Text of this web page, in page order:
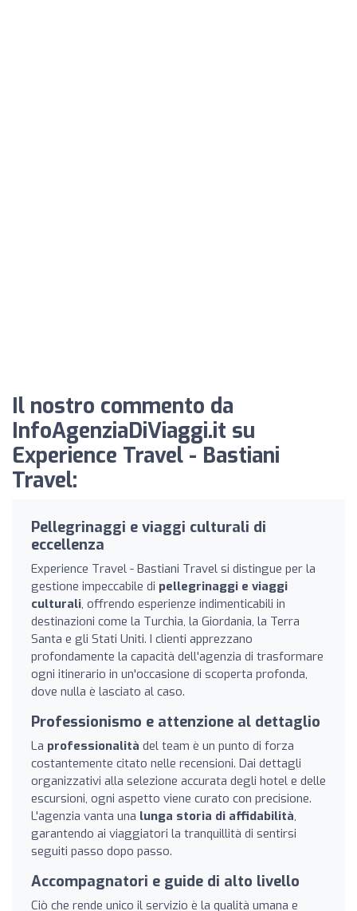
Il nostro commento da
InfoAgenziaDiViaggi.it su
Experience Travel - Bastiani
Travel:
Pellegrinaggi e viaggi culturali di
eccellenza
Experience Travel - Bastiani Travel si distingue per la
gestione impeccabile di pellegrinaggi e viaggi
culturali, offrendo esperienze indimenticabili in
destinazioni come la Turchia, la Giordania, la Terra
Santa e gli Stati Uniti. I clienti apprezzano
profondamente la capacità dell'agenzia di trasformare
ogni itinerario in un'occasione di scoperta profonda,
dove nulla è lasciato al caso.
Professionismo e attenzione al dettaglio
La professionalità del team è un punto di forza
costantemente citato nelle recensioni. Dai dettagli
organizzativi alla selezione accurata degli hotel e delle
escursioni, ogni aspetto viene curato con precisione.
L'agenzia vanta una lunga storia di affidabilità,
garantendo ai viaggiatori la tranquillità di sentirsi
seguiti passo dopo passo.
Accompagnatori e guide di alto livello
Ciò che rende unico il servizio è la qualità umana e